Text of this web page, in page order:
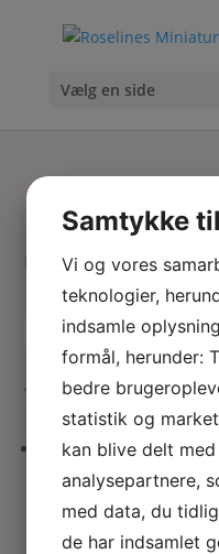
Vælg en side
Hjem/ Varer tagged
hvad
du
søger
her
Viser 1 resultat
Miniature
Samtykke
Vi og vores
teknologier,
indsamle
formål, herunder:
bedre
statistik og
kan blive delt
analysepartnere,
med data, du
de har indsamlet